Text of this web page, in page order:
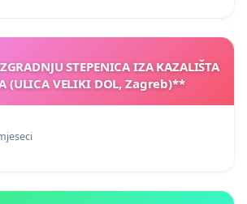
STEPENICA IZA KAZALIŠTA
(ULICA VELIKI DOL, Zagreb)**